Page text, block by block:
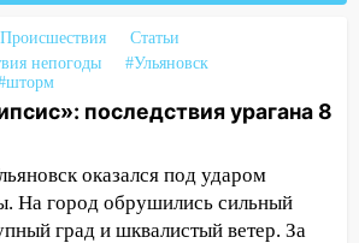
улицы
остановку на улице
Ульяновска сами
ливнёвки, не
Происшествия
Статьи
непогоды
#Ульяновск
последствия урагана 8
оказался под ударом
На город обрушились сильный
град и шквалистый ветер. За